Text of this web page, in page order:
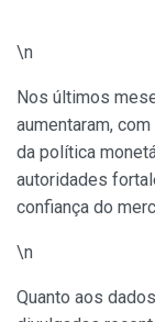
\n
Nos últimos
aumentaram,
da política
autoridades
confiança do
\n
Quanto aos